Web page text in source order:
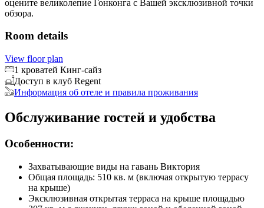
оцените великолепие Гонконга с Вашей эксклюзивной точки
обзора.
Room details
View floor plan
1 кроватей Кинг-сайз
Доступ в клуб Regent
Информация об отеле и правила проживания
Обслуживание гостей и удобства
Особенности:
Захватывающие виды на гавань Виктория
Общая площадь: 510 кв. м (включая открытую террасу
на крыше)
Эксклюзивная открытая терраса на крыше площадью